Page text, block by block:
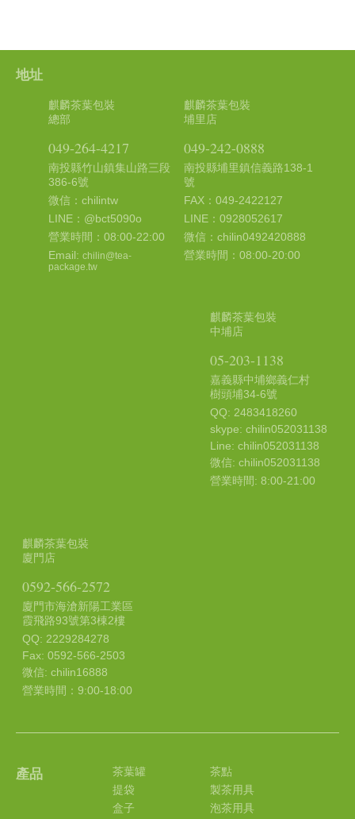
地址
麒麟茶葉包裝
總部
049-264-4217
南投縣竹山鎮集山路三段
386-6號
微信：chilintw
LINE：@bct5090o
營業時間：08:00-22:00
Email: chilin@tea-
package.tw
麒麟茶葉包裝
埔里店
049-242-0888
南投縣埔里鎮信義路138-1
號
FAX：049-2422127
LINE：0928052617
微信：chilin0492420888
營業時間：08:00-20:00
麒麟茶葉包裝
中埔店
05-203-1138
嘉義縣中埔鄉義仁村
樹頭埔34-6號
QQ: 2483418260
skype: chilin052031138
Line: chilin052031138
微信: chilin052031138
營業時間: 8:00-21:00
麒麟茶葉包裝
廈門店
0592-566-2572
廈門市海滄新陽工業區
霞飛路93號第3棟2樓
QQ: 2229284278
Fax: 0592-566-2503
微信: chilin16888
營業時間：9:00-18:00
產品
茶葉罐
提袋
盒子
茶點
製茶用具
泡茶用具